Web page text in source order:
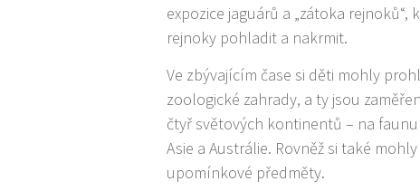
expozice jaguárů a „zátoka rejnoků“,
rejnoky pohladit a nakrmit.
Ve zbývajícím čase si děti mohly
zoologické zahrady, a ty jsou
čtyř světových kontinentů – na faunu
Asie a Austrálie. Rovněž si také
upomínkové předměty.